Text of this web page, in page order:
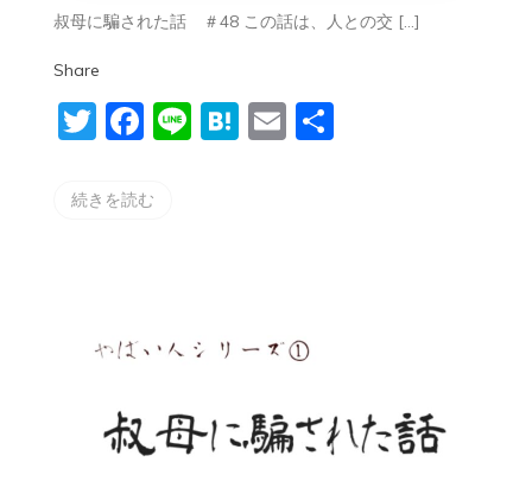
①
〜
騙
さ
叔母に騙された話 ＃48 この話は、人との交 […]
Share
Twitter
Facebook
LineHatena
Email
共
続きを読む